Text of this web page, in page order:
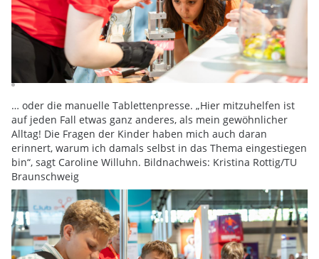
… oder die manuelle Tablettenpresse. „Hier mitzuhelfen ist
auf jeden Fall etwas ganz anderes, als mein gewöhnlicher
Alltag! Die Fragen der Kinder haben mich auch daran
erinnert, warum ich damals selbst in das Thema eingestiegen
bin“, sagt Caroline Willuhn. Bildnachweis: Kristina Rottig/TU
Braunschweig